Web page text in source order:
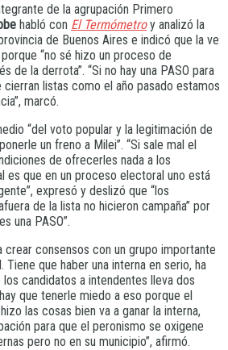
de la agrupación Primero
habló con El Termómetroy analizó la
de Buenos Aires e indicó que la ve
“no sé hizo un proceso de
de la derrota”. “Si no hay una PASO para
listas como el año pasado estamos
marcó.
“del voto popular y la legitimación de
un freno a Milei”. “Si sale mal el
de ofrecerles nada a los
es que en un proceso electoral uno está
expresó y deslizó que “los
de la lista no hicieron campaña” por
una PASO”.
crear consensos con un grupo importante
Tiene que haber una interna en serio, ha
candidatos a intendentes lleva dos
que tenerle miedo a eso porque el
las cosas bien va a ganar la interna,
para que el peronismo se oxigene
pero no en su municipio”, afirmó.